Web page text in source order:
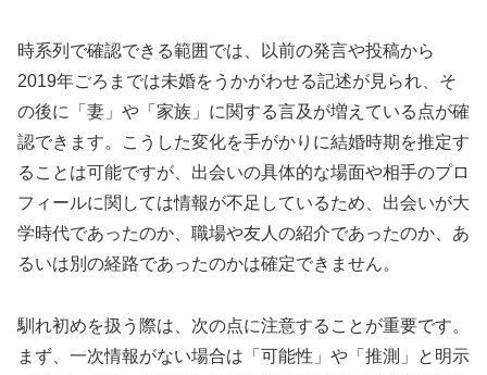
時系列で確認できる範囲では、以前の発言や投稿から
2019年ごろまでは未婚をうかがわせる記述が見られ、そ
の後に「妻」や「家族」に関する言及が増えている点が確
認できます。こうした変化を手がかりに結婚時期を推定す
ることは可能ですが、出会いの具体的な場面や相手のプロ
フィールに関しては情報が不足しているため、出会いが大
学時代であったのか、職場や友人の紹介であったのか、あ
るいは別の経路であったのかは確定できません。
馴れ初めを扱う際は、次の点に注意することが重要です。
まず、一次情報がない場合は「可能性」や「推測」と明示